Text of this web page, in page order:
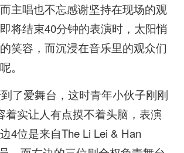
主唱也不忘感谢坚持在现场的观
将结束40分钟的表演时，太阳悄
笑容，而沉浸在音乐里的观众们
。
了爱舞台，这时青年小伙子刚刚
着实让人有点摸不着头脑，表演
4位是来自The Li Lei & Han